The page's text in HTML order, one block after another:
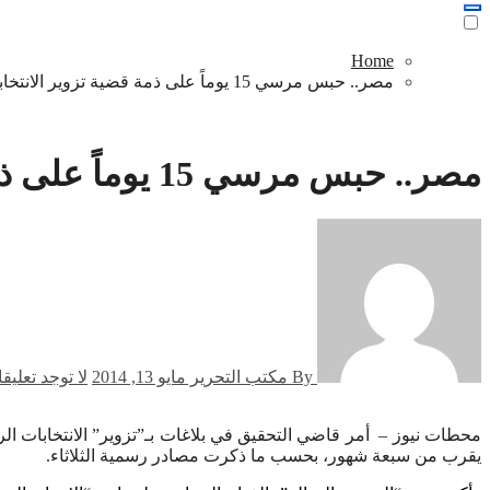
Home
مصر.. حبس مرسي 15 يوماً على ذمة قضية تزوير الانتخابات الرئاسية
مصر.. حبس مرسي 15 يوماً على ذمة قضية تزوير الانتخابات الرئاسية
مايو 13, 2014 لا توجد
محطات نيوز – أمر قاضي التحقيق في بلاغات بـ”تزوير” الانتخابات الرئاسية في مصر عام 2012، بحبس الرئيس “المعزول”، محمد مرسي، 15 يوماً على ذمة التحقيقات، في القضية التي استغرق التحقيق فيها ما
يقرب من سبعة شهور، بحسب ما ذكرت مصادر رسمية الثلاثاء.